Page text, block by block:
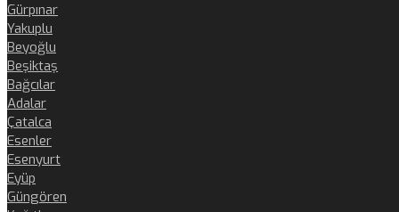
Gürpınar
Yakuplu
Beyoğlu
Beşiktaş
Bağcılar
Adalar
Çatalca
Esenler
Esenyurt
Eyüp
Güngören